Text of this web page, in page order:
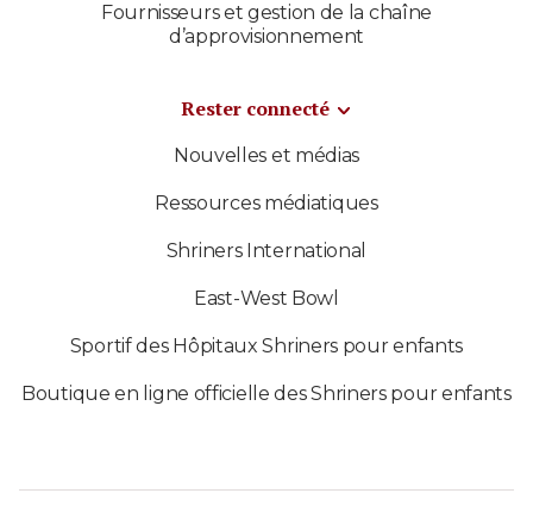
Fournisseurs et gestion de la chaîne
d’approvisionnement
Rester connecté
Nouvelles et médias
Ressources médiatiques
Shriners International
East-West Bowl
Sportif des Hôpitaux Shriners pour enfants
Boutique en ligne officielle des Shriners pour enfants